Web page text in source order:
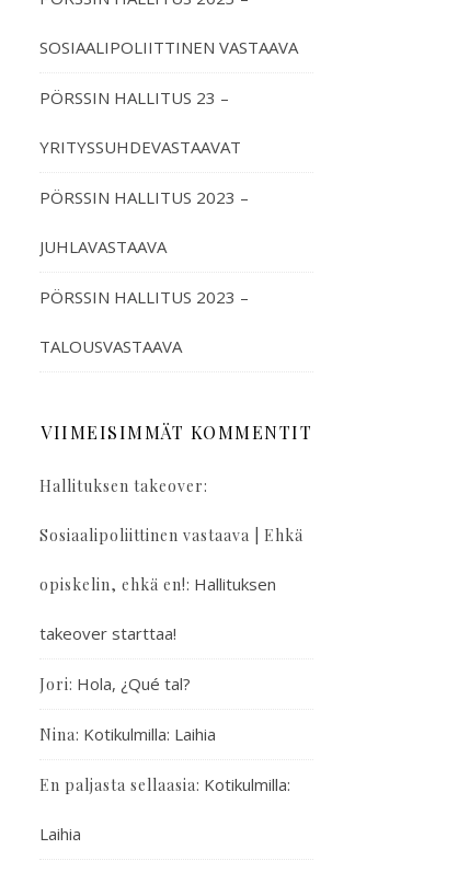
SOSIAALIPOLIITTINEN VASTAAVA
PÖRSSIN HALLITUS 23 –
YRITYSSUHDEVASTAAVAT
PÖRSSIN HALLITUS 2023 –
JUHLAVASTAAVA
PÖRSSIN HALLITUS 2023 –
TALOUSVASTAAVA
VIIMEISIMMÄT KOMMENTIT
Hallituksen takeover:
Sosiaalipoliittinen vastaava | Ehkä
opiskelin, ehkä en!: Hallituksen
takeover starttaa!
Jori: Hola, ¿Qué tal?
Nina: Kotikulmilla: Laihia
En paljasta sellaasia: Kotikulmilla:
Laihia